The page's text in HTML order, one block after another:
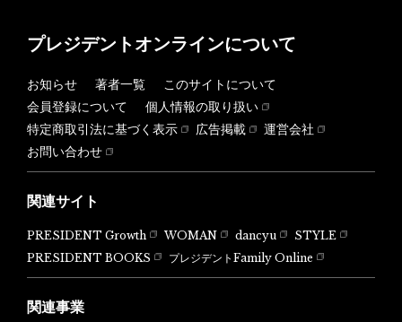
プレジデントオンラインについて
お知らせ 著者一覧
このサイトについて
会員登録について
個人情報の取り扱い
特定商取引法に基づく表示
広告掲載
運営会社
お問い合わせ
関連サイト
PRESIDENT Growth WOMAN dancyu
STYLE
PRESIDENT BOOKS
プレジデントFamily Online
関連事業